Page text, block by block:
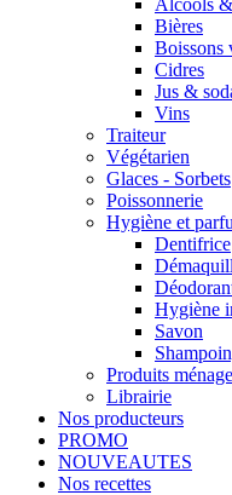
Alcools
Bières
Boissons
Cidres
Jus &
Vins
Traiteur
Végétarien
Glaces - Sorbets
Poissonnerie
Hygiène et
Dentifrice
Hygiène
Savon
Produits
Librairie
Nos producteurs
PROMO
NOUVEAUTES
Nos recettes